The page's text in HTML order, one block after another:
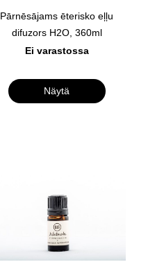
Pārnēsājams ēterisko eļļu
difuzors H2O, 360ml
Ei varastossa
Näytä